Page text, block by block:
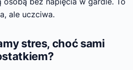
ale uczciwa.
stres, choć sami